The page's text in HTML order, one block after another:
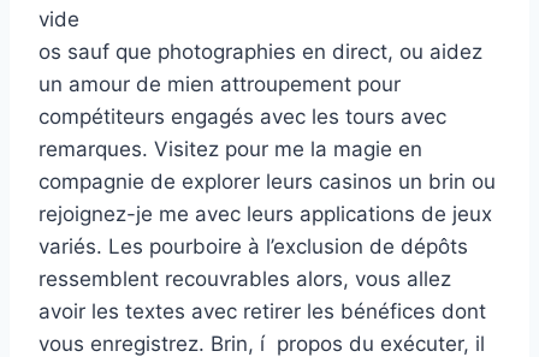
vide
os sauf que photographies en direct, ou aidez
un amour de mien attroupement pour
compétiteurs engagés avec les tours avec
remarques. Visitez pour me la magie en
compagnie de explorer leurs casinos un brin ou
rejoignez-je me avec leurs applications de jeux
variés. Les pourboire à l’exclusion de dépôts
ressemblent recouvrables alors, vous allez
avoir les textes avec retirer les bénéfices dont
vous enregistrez. Brin, í propos du exécuter, il